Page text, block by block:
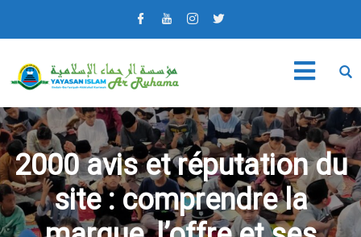
2000 avis et réputation du
site : comprendre la